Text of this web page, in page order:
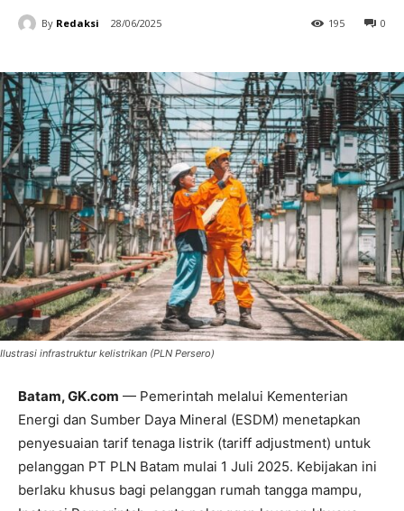
By Redaksi 28/06/2025 0
195
Ilustrasi infrastruktur kelistrikan (PLN Persero)
Batam, GK.com — Pemerintah melalui Kementerian
Energi dan Sumber Daya Mineral (ESDM) menetapkan
penyesuaian tarif tenaga listrik (tariff adjustment) untuk
pelanggan PT PLN Batam mulai 1 Juli 2025. Kebijakan ini
berlaku khusus bagi pelanggan rumah tangga mampu,